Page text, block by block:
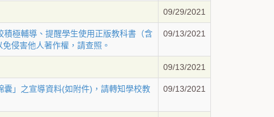
09/29/2021
極輔導、提醒學生使用正版教科書（含
侵害他人著作權，請查照。
09/13/2021
09/13/2021
」之宣導資料(如附件)，請轉知學校教
09/13/2021